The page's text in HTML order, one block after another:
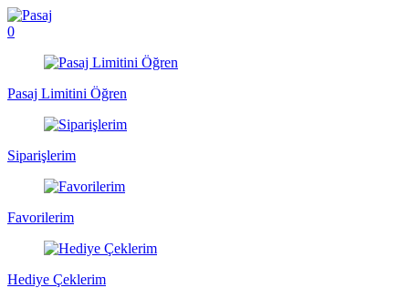
0
Pasaj Limitini Öğren
Siparişlerim
Favorilerim
Hediye Çeklerim